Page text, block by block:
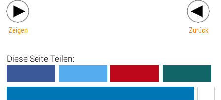
Zeigen Zurück
Diese Seite Teilen: